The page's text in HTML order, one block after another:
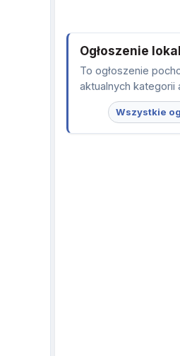
Ogłoszenie
To ogłoszenie
aktualnych kategorii
Wszystkie